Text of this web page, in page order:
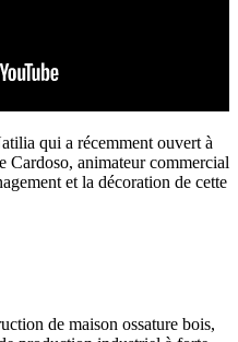
qui a récemment ouvert à
Cardoso, animateur commercial
et la décoration de cette
de maison ossature bois,